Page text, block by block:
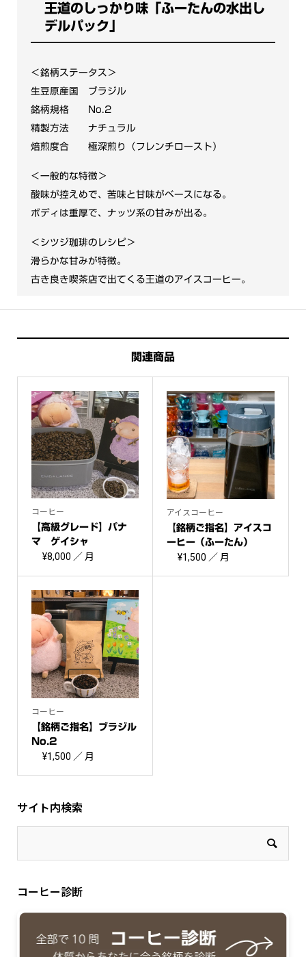
王道のしっかり味「ふーたんの水出し
デルパック」
＜銘柄ステータス＞
生豆原産国 ブラジル
銘柄規格 No.2
精製方法 ナチュラル
焙煎度合 極深煎り（フレンチロースト）
＜一般的な特徴＞
酸味が控えめで、苦味と甘味がベースになる。
ボディは重厚で、ナッツ系の甘みが出る。
＜シツジ珈琲のレシピ＞
滑らかな甘みが特徴。
古き良き喫茶店で出てくる王道のアイスコーヒー。
関連商品
コーヒー
【高級グレード】パナ
マ ゲイシャ
¥8,000 ／ 月
アイスコーヒー
【銘柄ご指名】アイスコ
ーヒー（ふーたん）
¥1,500 ／ 月
コーヒー
【銘柄ご指名】ブラジル
No.2
¥1,500 ／ 月
サイト内検索
コーヒー診断